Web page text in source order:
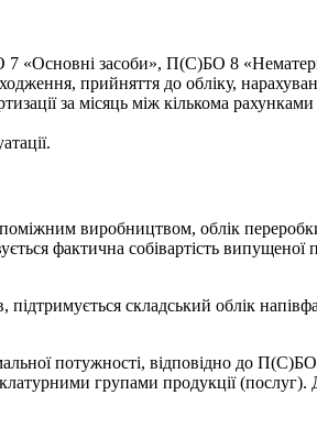
7 «Основні засоби», П(С)БО 8
прийняття до обліку,
за місяць між кількома
виробництвом, облік
фактична собівартість випущеної
складський облік
потужності, відповідно до
групами продукції